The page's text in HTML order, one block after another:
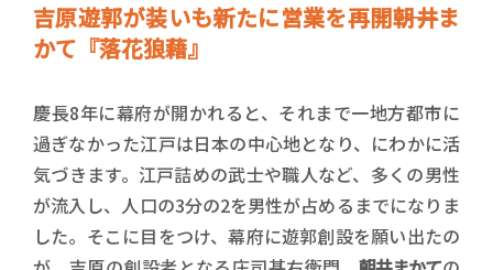
吉原遊郭が装いも新たに営業を再開――朝井ま
かて『落花狼藉』
慶長8年に幕府が開かれると、それまで一地方都市に
過ぎなかった江戸は日本の中心地となり、にわかに活
気づきます。江戸詰めの武士や職人など、多くの男性
が流入し、人口の3分の2を男性が占めるまでになりま
した。そこに目をつけ、幕府に遊郭創設を願い出たの